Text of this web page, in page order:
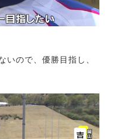
いので、優勝目指し、